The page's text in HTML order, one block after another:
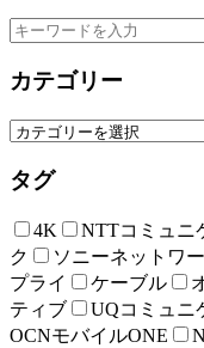
カテゴリー
タグ
4K NTTコミュニ
ク
ソニーネットワ
プライ
ケーブル
ティブ
UQコミュニ
OCNモバイルONE